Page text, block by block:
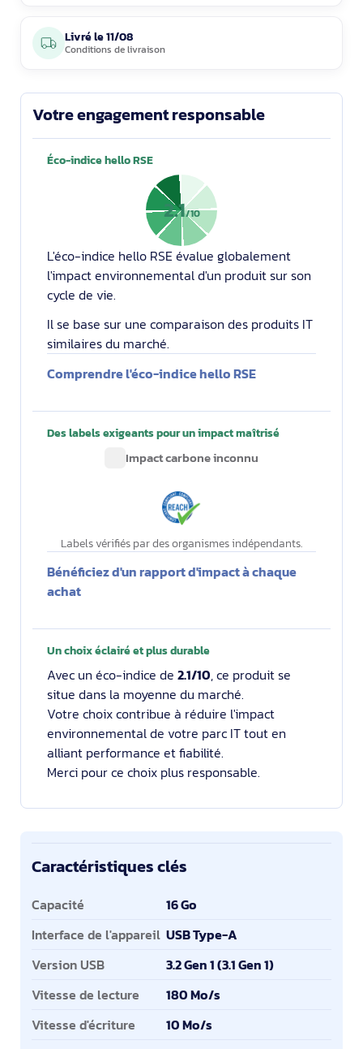
Livré le11/08
Conditions de livraison
Votre engagement responsable
Éco-indice hello RSE
2.1/10
L'éco-indice hello RSE évalue globalement
l'impact environnemental d'un produit sur son
cycle de vie.
Il se base sur une comparaison des produits IT
similaires du marché.
Comprendre l'éco-indice hello RSE
Des labels exigeants pour un impact maîtrisé
Impact carbone inconnu
Labels vérifiés par des organismes indépendants.
Bénéficiez d'un rapport d'impact à chaque
achat
Un choix éclairé et plus durable
Avec un éco-indice de 2.1/10, ce produit se
situe dans la moyenne du marché.
Votre choix contribue à réduire l'impact
environnemental de votre parc IT tout en
alliant performance et fiabilité.
Merci pour ce choix plus responsable.
Caractéristiques clés
Caractéristiques clés
Capacité
16 Go
Interface de l'appareil USB Type-A
Version USB
3.2 Gen 1 (3.1 Gen 1)
Vitesse de lecture
180 Mo/s
Vitesse d'écriture
10 Mo/s